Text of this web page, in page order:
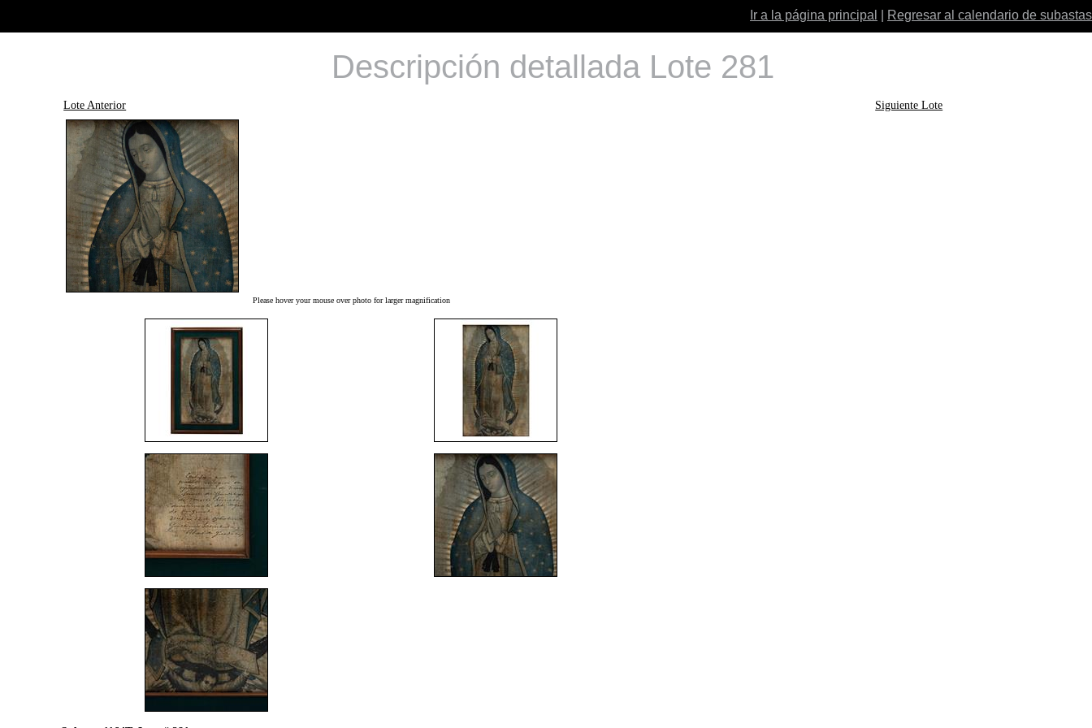
Ir a la página principal Regresar al calendario de subastas
Descripción detallada Lote 281
Lote Anterior Siguiente Lote
Please hover your mouse over photo for larger magnification